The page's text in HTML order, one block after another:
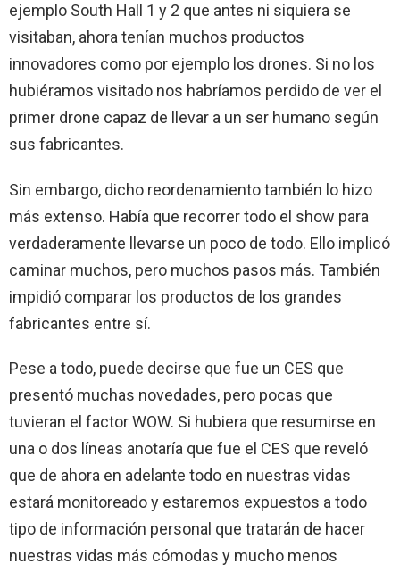
ejemplo South Hall 1 y 2 que antes ni siquiera se
visitaban, ahora tenían muchos productos
innovadores como por ejemplo los drones. Si no los
hubiéramos visitado nos habríamos perdido de ver el
primer drone capaz de llevar a un ser humano según
sus fabricantes.
Sin embargo, dicho reordenamiento también lo hizo
más extenso. Había que recorrer todo el show para
verdaderamente llevarse un poco de todo. Ello implicó
caminar muchos, pero muchos pasos más. También
impidió comparar los productos de los grandes
fabricantes entre sí.
Pese a todo, puede decirse que fue un CES que
presentó muchas novedades, pero pocas que
tuvieran el factor WOW. Si hubiera que resumirse en
una o dos líneas anotaría que fue el CES que reveló
que de ahora en adelante todo en nuestras vidas
estará monitoreado y estaremos expuestos a todo
tipo de información personal que tratarán de hacer
nuestras vidas más cómodas y mucho menos